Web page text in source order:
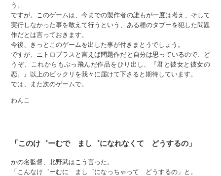
う。
ですが。このゲームは、今までの製作者の誰もが一度は考え、そして
実行しなかった事を敢えて行うという、ある種のタブーを犯した問題
作だとは言っておきます。
今後、きっとこのゲームを出した事が付きまとうでしょう。
ですが、ニトロプラスと言えば問題作だと自分は思っているので、ど
うぞ、これからもぶっ飛んだ作品をひり出し、『君と彼女と彼女の
恋。』以上のビックリを我々に届けて下さると期待しています。
では、また次のゲームで。
わんこ
「このけ゛ーむで まし゛になれなくて どうするの」
かの名監督、北野武はこう言った。
「こんなけ゛ーむに まし゛になっちゃって どうするの」と。